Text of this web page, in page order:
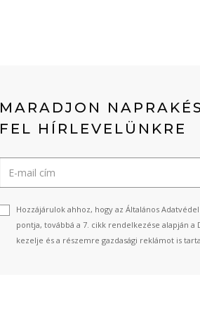
MARADJON
FEL HÍRLEVELÜNKRE
Hozzájárulok ahhoz, hogy az Általános
pontja, továbbá a 7. cikk rendelkezése alapján
kezelje és a részemre gazdasági reklámot is